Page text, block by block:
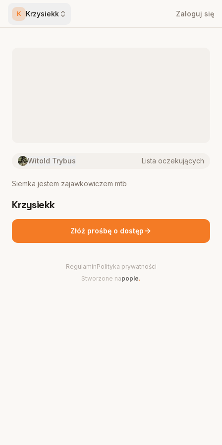
K Krzysiekk Zaloguj się
Witold Trybus Lista oczekujących
Siemka jestem zajawkowiczem mtb
Krzysiekk
Złóż prośbę o dostęp
RegulaminPolityka prywatności
Stworzone napople.